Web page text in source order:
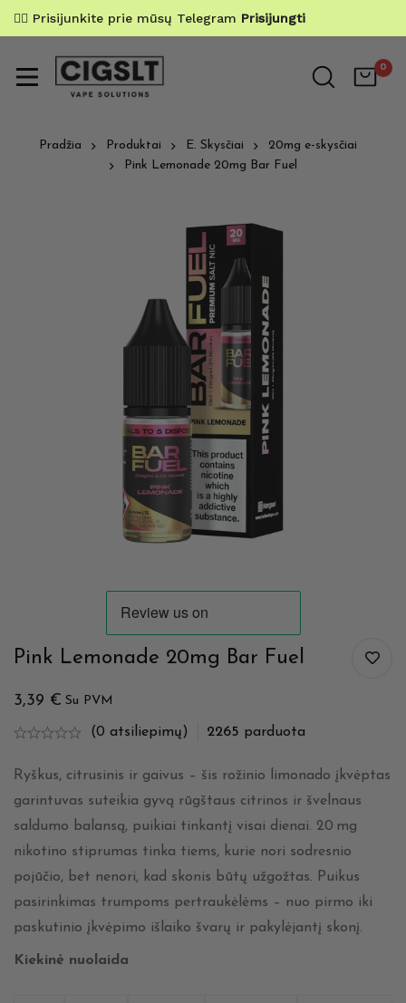
✌🏼 Prisijunkite prie mūsų Telegram Prisijungti
0
Pradžia Produktai E. Skysčiai
20mg e-skysčiai
Pink Lemonade 20mg Bar Fuel
Pink Lemonade 20mg Bar Fuel
3,39 € Su PVM
(0 atsiliepimų) 2265 parduota
Ryškus, citrusinis ir gaivus – šis rožinio limonado įkvėptas
garintuvas suteikia gyvą rūgštaus citrinos ir švelnaus
saldumo balansą, puikiai tinkantį visai dienai. 20 mg
nikotino stiprumas tinka tiems, kurie nori sodresnio
pojūčio, bet nenori, kad skonis būtų užgožtas. Puikus
pasirinkimas trumpoms pertraukėlėms – nuo pirmo iki
paskutinio įkvėpimo išlaiko švarų ir pakylėjantį skonį.
Kiekinė nuolaida